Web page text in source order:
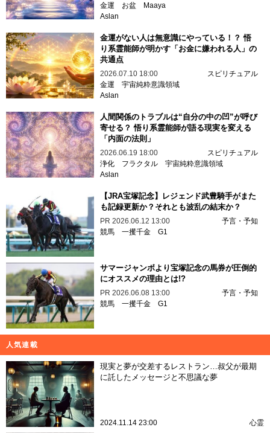
金運
お盆
Maaya
Aslan
金運がない人は無意識にやっている！？ 悟
り系霊能師が明かす「お金に嫌われる人」の
共通点
2026.07.10 18:00
スピリチュアル
金運 宇宙純粋意識領域
Aslan
人間関係のトラブルは“自分の中の凹”が呼び
寄せる？ 悟り系霊能師が語る現実を変える
「内面の法則」
2026.06.19 18:00
スピリチュアル
浄化
フラクタル 宇宙純粋意識領域
Aslan
【JRA宝塚記念】レジェンド武豊騎手がまた
も記録更新か？それとも波乱の結末か？
PR 2026.06.12 13:00
予言・予知
競馬 一攫千金 G1
サマージャンボより宝塚記念の馬券が圧倒的
にオススメの理由とは!?
PR 2026.06.08 13:00
予言・予知
競馬 一攫千金 G1
人気連載
現実と夢が交差するレストラン…叔父が最期
に託したメッセージと不思議な夢
2024.11.14 23:00 心霊